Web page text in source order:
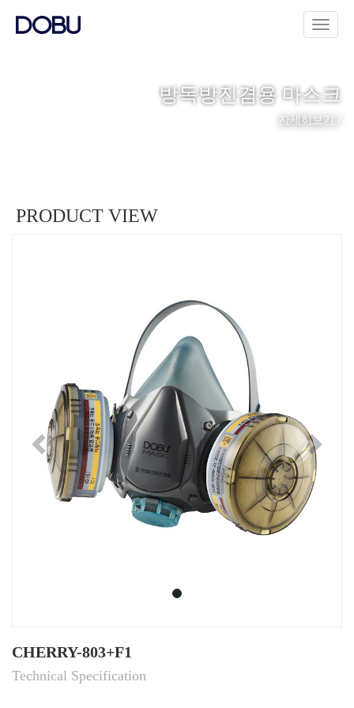
방독방진겸용 마스크
자세히보기
PRODUCT VIEW
Previous
CHERRY-803+F1
Technical Specification